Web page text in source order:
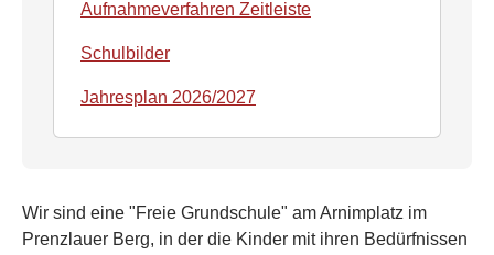
Aufnahmeverfahren Zeitleiste
Schulbilder
Jahresplan 2026/2027
Wir sind eine "Freie Grundschule" am Arnimplatz im
Prenzlauer Berg, in der die Kinder mit ihren Bedürfnissen